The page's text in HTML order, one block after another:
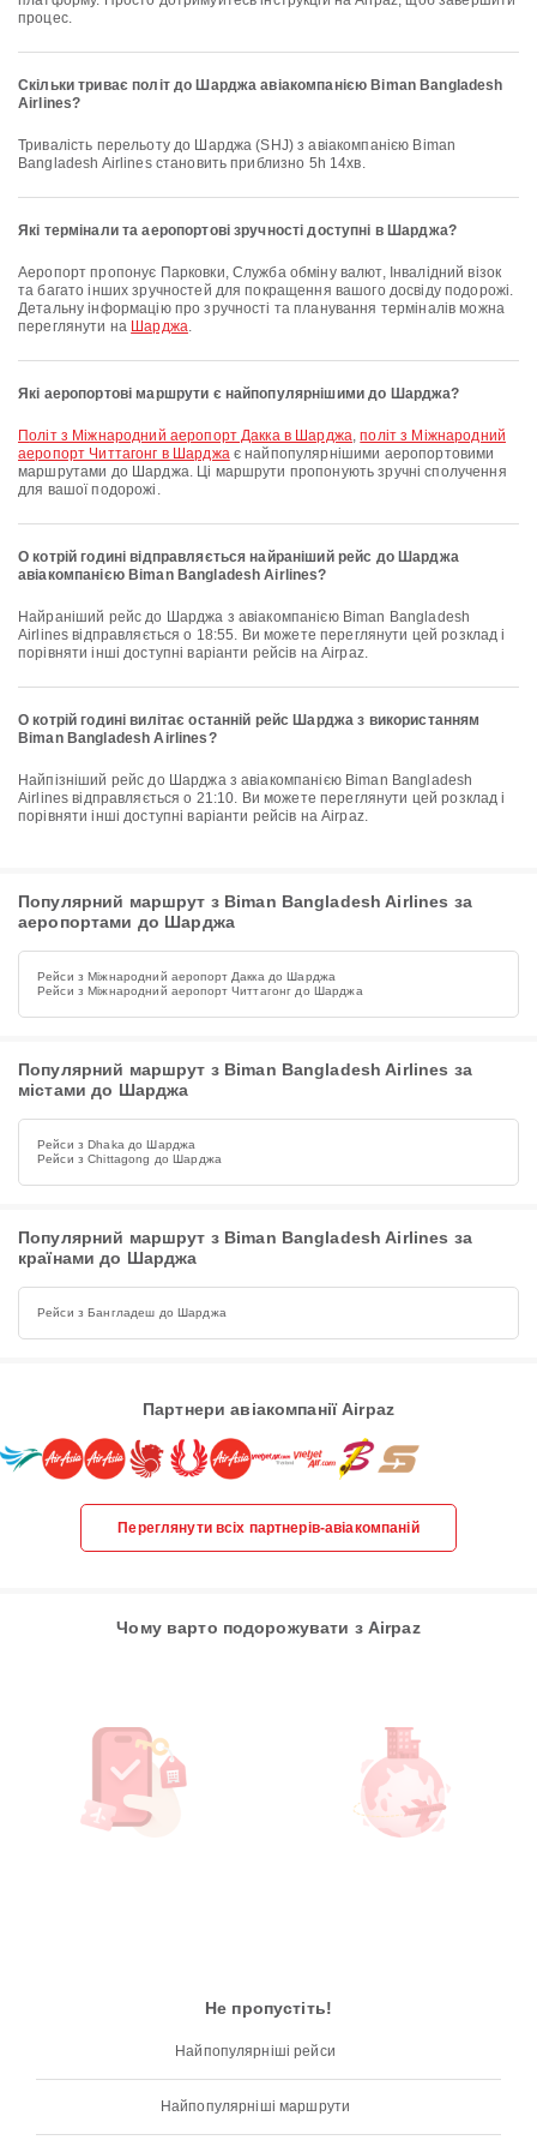
процес.
Скільки триває політ до Шарджа авіакомпанією Biman Bangladesh
Airlines?
Тривалість перельоту до Шарджа (SHJ) з авіакомпанією Biman
Bangladesh Airlines становить приблизно 5h 14хв.
Які термінали та аеропортові зручності доступні в Шарджа?
Аеропорт пропонує Парковки, Служба обміну валют, Інвалідний візок
та багато інших зручностей для покращення вашого досвіду подорожі.
Детальну інформацію про зручності та планування терміналів можна
переглянути на Шарджа.
Які аеропортові маршрути є найпопулярнішими до Шарджа?
політ з Міжнародний аеропорт Дакка в Шарджа,політ з Міжнародний
аеропорт Читтагонг в Шарджає найпопулярнішими аеропортовими
маршрутами до Шарджа. Ці маршрути пропонують зручні сполучення
для вашої подорожі.
О котрій годині відправляється найраніший рейс до Шарджа
авіакомпанією Biman Bangladesh Airlines?
Найраніший рейс до Шарджа з авіакомпанією Biman Bangladesh
Airlines відправляється о 18:55. Ви можете переглянути цей розклад і
порівняти інші доступні варіанти рейсів на Airpaz.
О котрій годині вилітає останній рейс Шарджа з використанням
Biman Bangladesh Airlines?
Найпізніший рейс до Шарджа з авіакомпанією Biman Bangladesh
Airlines відправляється о 21:10. Ви можете переглянути цей розклад і
порівняти інші доступні варіанти рейсів на Airpaz.
Популярний маршрут з Biman Bangladesh Airlines за
аеропортами до Шарджа
Рейси з Міжнародний аеропорт Дакка до Шарджа
Рейси з Міжнародний аеропорт Читтагонг до Шарджа
Популярний маршрут з Biman Bangladesh Airlines за
містами до Шарджа
Рейси з Dhaka до Шарджа
Рейси з Chittagong до Шарджа
Популярний маршрут з Biman Bangladesh Airlines за
країнами до Шарджа
Рейси з Бангладеш до Шарджа
Партнери авіакомпанії Airpaz
Переглянути всіх партнерів-авіакомпаній
Чому варто подорожувати з Airpaz
Не пропустіть!
Найпопулярніші рейси
Найпопулярніші маршрути